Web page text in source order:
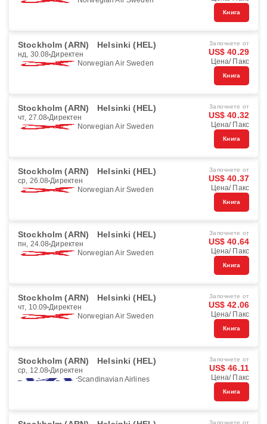
Книга
Stockholm (ARN) Helsinki (HEL)
нд, 30.08 Директен
Norwegian Air Sweden
Започнете от
US$ 40.29
Цена/ Пакс
Книга
Stockholm (ARN) Helsinki (HEL)
чт, 27.08 Директен
Norwegian Air Sweden
Започнете от
US$ 40.32
Цена/ Пакс
Книга
Stockholm (ARN) Helsinki (HEL)
ср, 26.08 Директен
Norwegian Air Sweden
Започнете от
US$ 40.37
Цена/ Пакс
Книга
Stockholm (ARN) Helsinki (HEL)
пн, 24.08 Директен
Norwegian Air Sweden
Започнете от
US$ 40.64
Цена/ Пакс
Книга
Stockholm (ARN) Helsinki (HEL)
чт, 10.09 Директен
Norwegian Air Sweden
Започнете от
US$ 42.06
Цена/ Пакс
Книга
Stockholm (ARN) Helsinki (HEL)
ср, 12.08 Директен
Scandinavian Airlines
Започнете от
US$ 46.11
Цена/ Пакс
Книга
Започнете от